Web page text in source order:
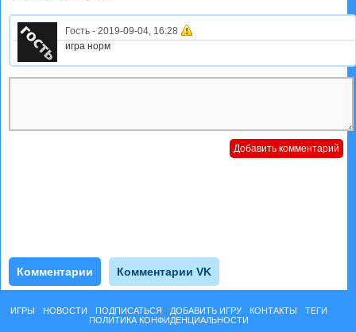
Гость - 2019-09-04, 16:28
игра норм
Комментарии Комментарии VK
ИГРЫ НОВОСТИ ПОДПИСАТЬСЯ ДОБАВИТЬ ИГРУ КОНТАКТЫ
ТЕГИ
ПОЛИТИКА КОНФИДЕНЦИАЛЬНОСТИ